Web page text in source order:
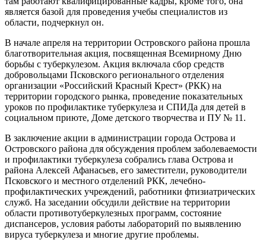
является базой для проведения учебы специалистов из
области, подчеркнул он.
В начале апреля на территории Островского района прошла
благотворительная акция, посвященная Всемирному Дню
борьбы с туберкулезом. Акция включала сбор средств
добровольцами Псковского регионального отделения
организации «Российский Красный Крест» (РКК) на
территории городского рынка, проведение показательных
уроков по профилактике туберкулеза и СПИДа для детей в
социальном приюте, Доме детского творчества и ПУ № 11.
В заключение акции в администрации города Острова и
Островского района для обсуждения проблем заболеваемости
и профилактики туберкулеза собрались глава Острова и
района Алексей Афанасьев, его заместители, руководители
Псковского и местного отделений РКК, лечебно-
профилактических учреждений, работники фтизиатрических
служб. На заседании обсудили действие на территории
области противотуберкулезных программ, состояние
диспансеров, условия работы лабораторий по выявлению
вируса туберкулеза и многие другие проблемы.